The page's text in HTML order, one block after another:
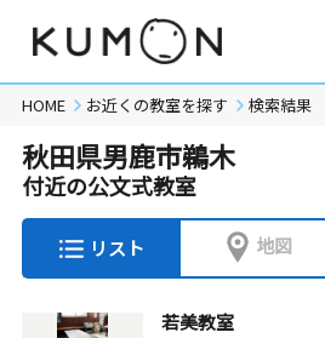
HOME お近くの教室を探す 検索結果
秋田県男鹿市鵜木
付近の公文式教室
リスト 地図
若美教室